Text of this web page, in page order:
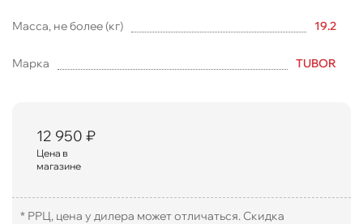
Масса, не более (кг) 19.2
Марка TUBOR
12 950 ₽
Цена в
магазине
* РРЦ, цена у дилера может отличаться. Скидка